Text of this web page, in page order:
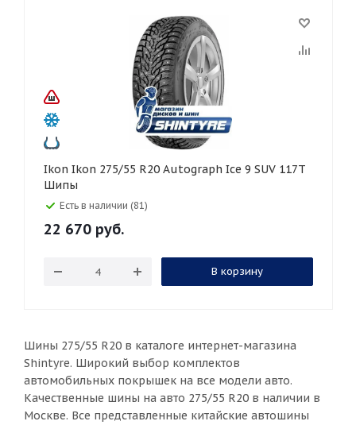
Ikon Ikon 275/55 R20 Autograph Ice 9 SUV 117T
Шипы
Есть в наличии (81)
22 670 руб.
В корзину
Шины 275/55 R20 в каталоге интернет-магазина
Shintyre. Широкий выбор комплектов
автомобильных покрышек на все модели авто.
Качественные шины на авто 275/55 R20 в наличии в
Москве. Все представленные китайские автошины